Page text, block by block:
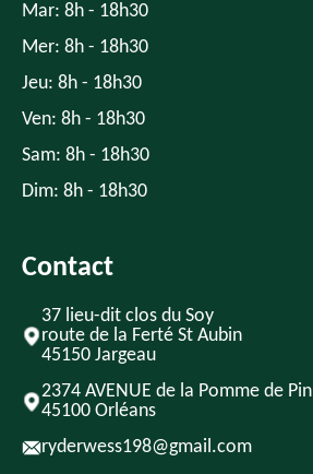
Mar: 8h - 18h30
Mer: 8h - 18h30
Jeu: 8h - 18h30
Ven: 8h - 18h30
Sam: 8h - 18h30
Dim: 8h - 18h30
Contact
37 lieu-dit clos du Soy
route de la Ferté St Aubin
45150 Jargeau
2374 AVENUE de la Pomme de Pin
45100 Orléans
ryderwess198@gmail.com